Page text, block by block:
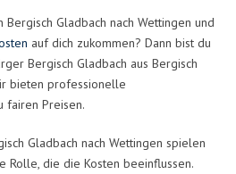
Gladbach nach Wettingen und
auf dich zukommen? Dann bist du
Bergisch Gladbach aus Bergisch
bieten professionelle
fairen Preisen.
Gladbach nach Wettingen spielen
Rolle, die die Kosten beeinflussen.